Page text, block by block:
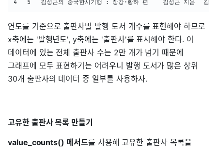
연도를 기준으로 출판사별 발행 도서 개수를 표현해야 하므로
x축에는 '발행년도', y축에는 '출판사'를 표시해야 한다. 이
데이터에 있는 전체 출판사 수는 2만 개가 넘기 때문에
그래프에 모두 표현하기는 어려우니 발행 도서가 많은 상위
30개 출판사의 데이터 중 일부를 사용하자.
고유한 출판사 목록 만들기
value_counts() 메서드를 사용해 고유한 출판사 목록을